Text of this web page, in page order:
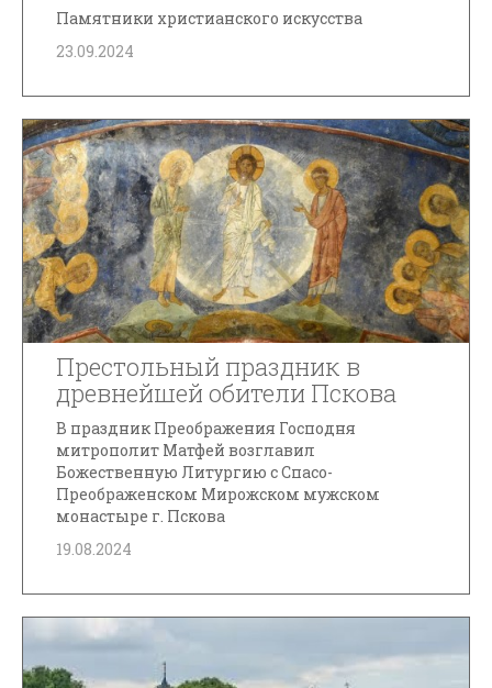
Памятники христианского искусства
23.09.2024
Престольный праздник в
древнейшей обители Пскова
В праздник Преображения Господня
митрополит Матфей возглавил
Божественную Литургию с Спасо-
Преображенском Мирожском мужском
монастыре г. Пскова
19.08.2024